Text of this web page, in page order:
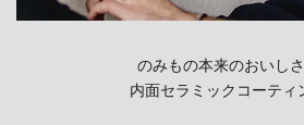
のみもの本来のおいし
内面セラミックコーティ